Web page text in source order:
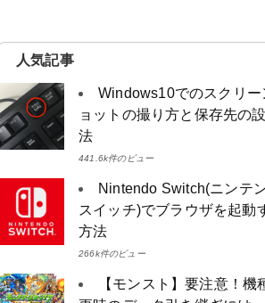
人気記事
Windows10でのスクリー
ョットの撮り方と保存先の
法
441.6k件のビュー
Nintendo Switch(ニンテ
スイッチ)でブラウザを起動
方法
266k件のビュー
【モンスト】要注意！機